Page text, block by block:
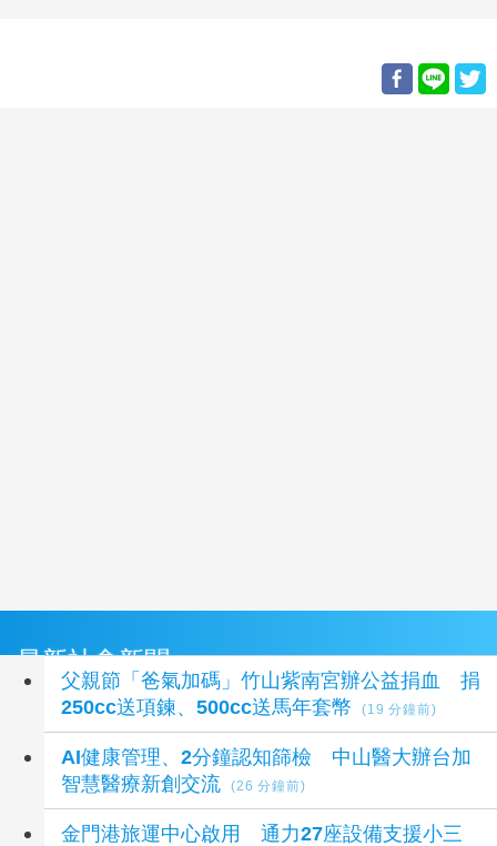
最新社會新聞
父親節「爸氣加碼」竹山紫南宮辦公益捐血 捐
250cc送項鍊、500cc送馬年套幣
(19 分鐘前)
AI健康管理、2分鐘認知篩檢 中山醫大辦台加
智慧醫療新創交流
(26 分鐘前)
金門港旅運中心啟用 通力27座設備支援小三